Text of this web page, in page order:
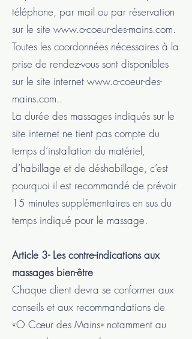
téléphone, par mail ou par réservation
sur le site www.o-coeur-des-mains.com.
Toutes les coordonnées nécessaires à la
prise de rendez-vous sont disponibles
sur le site internet www.o-coeur-des-
mains.com..
La durée des massages indiqués sur le
site internet ne tient pas compte du
temps d’installation du matériel,
d’habillage et de déshabillage, c’est
pourquoi il est recommandé de prévoir
15 minutes supplémentaires en sus du
temps indiqué pour le massage.
Article 3- Les contre-indications aux
massages bien-être
Chaque client devra se conformer aux
conseils et aux recommandations de
«O Cœur des Mains» notamment au